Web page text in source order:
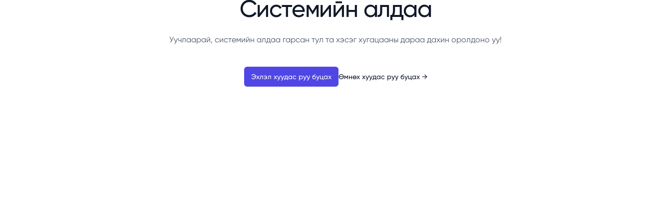
Системийн алдаа
Уучлаарай, системийн алдаа гарсан тул та хэсэг хугацааны дараа дахин оролдоно уу!
Эхлэл хуудас руу буцах Өмнөх хуудас руу буцах →